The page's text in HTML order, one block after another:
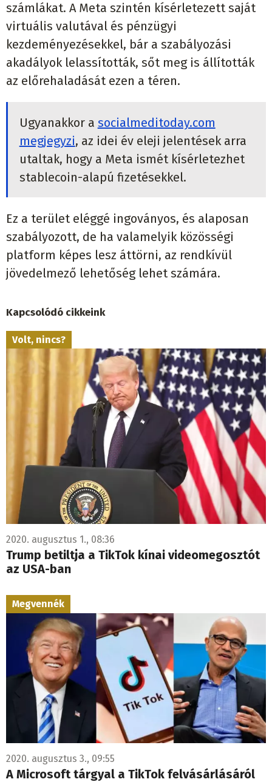
számlákat. A Meta szintén kísérletezett saját
virtuális valutával és pénzügyi
kezdeményezésekkel, bár a szabályozási
akadályok lelassították, sőt meg is állították
az előrehaladását ezen a téren.
Ugyanakkor a socialmeditoday.com
megjegyzi, az idei év eleji jelentések arra
utaltak, hogy a Meta ismét kísérletezhet
stablecoin-alapú fizetésekkel.
Ez a terület eléggé ingoványos, és alaposan
szabályozott, de ha valamelyik közösségi
platform képes lesz áttörni, az rendkívül
jövedelmező lehetőség lehet számára.
Kapcsolódó cikkeink
Volt, nincs?
2020. augusztus 1., 08:36
Trump betiltja a TikTok kínai videomegosztót
az USA-ban
Megvennék
2020. augusztus 3., 09:55
A Microsoft tárgyal a TikTok felvásárlásáról